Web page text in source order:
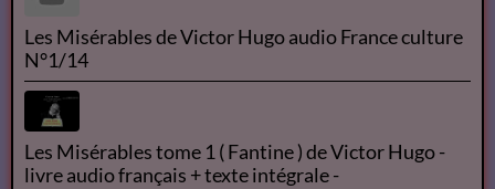
Les Misérables de Victor Hugo audio France culture
N°1/14
Les Misérables tome 1 ( Fantine ) de Victor Hugo -
livre audio français + texte intégrale -